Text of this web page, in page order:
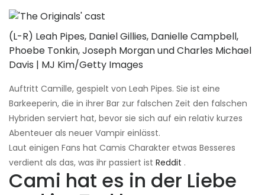
(L-R) Leah Pipes, Daniel Gillies, Danielle Campbell,
Phoebe Tonkin, Joseph Morgan und Charles Michael
Davis | MJ Kim/Getty Images
Auftritt Camille, gespielt von Leah Pipes. Sie ist eine
Barkeeperin, die in ihrer Bar zur falschen Zeit den falschen
Hybriden serviert hat, bevor sie sich auf ein relativ kurzes
Abenteuer als neuer Vampir einlässt.
Laut einigen Fans hat Camis Charakter etwas Besseres
verdient als das, was ihr passiert ist Reddit .
Cami hat es in der Liebe